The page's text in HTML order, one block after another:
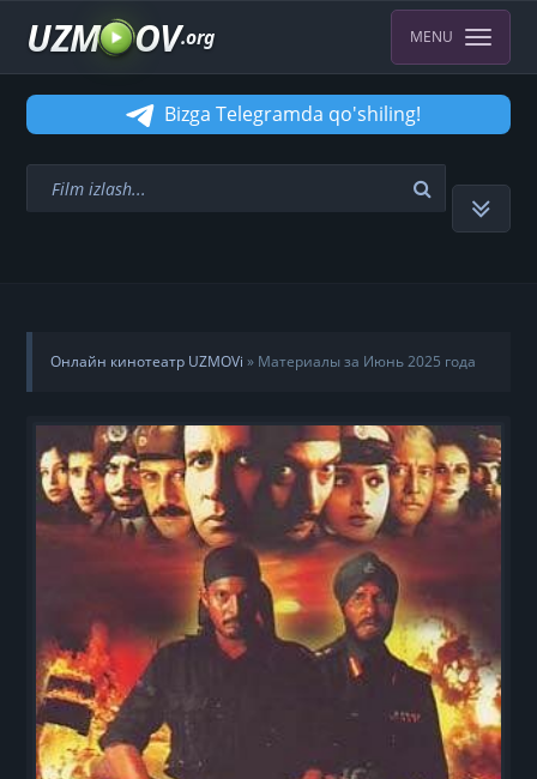
MENU
UZM OV.org
Bizga Telegramda qo'shiling!
Онлайн кинотеатр UZMOVi » Материалы за Июнь 2025 года